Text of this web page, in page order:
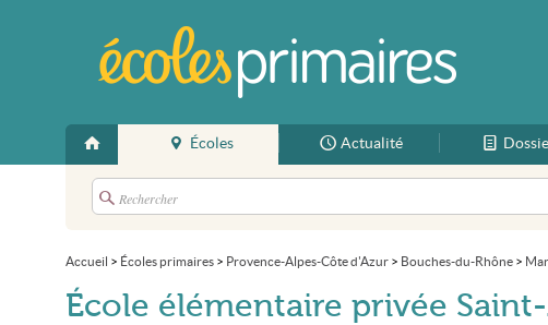
Écoles Actualité
Accueil > Écoles primaires > Provence-Alpes-Côte d'Azur > Bouches-du-Rhône >
École élémentaire privée